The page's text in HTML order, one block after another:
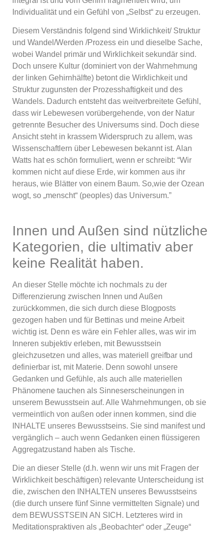
Individualität und ein Gefühl von „Selbst“ zu erzeugen.
Diesem Verständnis folgend sind Wirklichkeit/ Struktur
und Wandel/Werden /Prozess ein und dieselbe Sache,
wobei Wandel primär und Wirklichkeit sekundär sind.
Doch unsere Kultur (dominiert von der Wahrnehmung
der linken Gehirnhälfte) betont die Wirklichkeit und
Struktur zugunsten der Prozesshaftigkeit und des
Wandels. Dadurch entsteht das weitverbreitete Gefühl,
dass wir Lebewesen vorübergehende, von der Natur
getrennte Besucher des Universums sind. Doch diese
Ansicht steht in krassem Widerspruch zu allem, was
Wissenschaftlern über Lebewesen bekannt ist. Alan
Watts hat es schön formuliert, wenn er schreibt: “Wir
kommen nicht auf diese Erde, wir kommen aus ihr
heraus, wie Blätter von einem Baum. So,wie der Ozean
wogt, so „menscht“ (peoples) das Universum.”
Innen und Außen sind nützliche
Kategorien, die ultimativ aber
keine Realität haben.
An dieser Stelle möchte ich nochmals zu der
Differenzierung zwischen Innen und Außen
zurückkommen, die sich durch diese Blogposts
gezogen haben und für Bettinas und meine Arbeit
wichtig ist. Denn es wäre ein Fehler alles, was wir im
Inneren subjektiv erleben, mit Bewusstsein
gleichzusetzen und alles, was materiell greifbar und
definierbar ist, mit Materie. Denn sowohl unsere
Gedanken und Gefühle, als auch alle materiellen
Phänomene tauchen als Sinneserscheinungen in
unserem Bewusstsein auf. Alle Wahrnehmungen, ob sie
vermeintlich von außen oder innen kommen, sind die
INHALTE unseres Bewusstseins. Sie sind manifest und
vergänglich – auch wenn Gedanken einen flüssigeren
Aggregatzustand haben als Tische.
Die an dieser Stelle (d.h. wenn wir uns mit Fragen der
Wirklichkeit beschäftigen) relevante Unterscheidung ist
die, zwischen den INHALTEN unseres Bewusstseins
(die durch unsere fünf Sinne vermittelten Signale) und
dem BEWUSSTSEIN AN SICH. Letzteres wird in
Meditationspraktiven als „Beobachter“ oder „Zeuge“